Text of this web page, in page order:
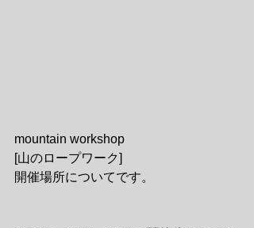
mountain workshop
[山のロープワーク]
開催場所についてです。